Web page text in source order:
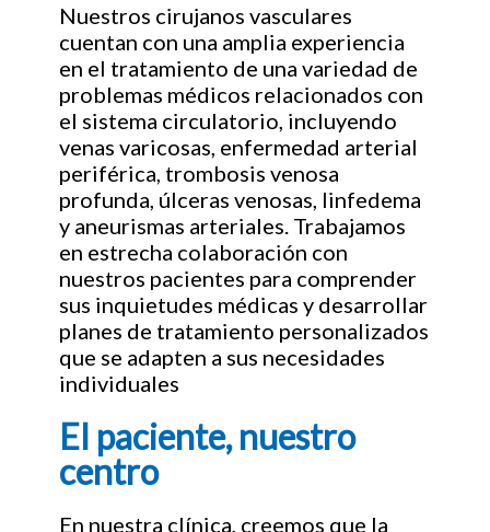
Nuestros cirujanos vasculares
cuentan con una amplia experiencia
en el tratamiento de una variedad de
problemas médicos relacionados con
el sistema circulatorio, incluyendo
venas varicosas, enfermedad arterial
periférica, trombosis venosa
profunda, úlceras venosas, linfedema
y aneurismas arteriales. Trabajamos
en estrecha colaboración con
nuestros pacientes para comprender
sus inquietudes médicas y desarrollar
planes de tratamiento personalizados
que se adapten a sus necesidades
individuales
El paciente, nuestro
centro
En nuestra clínica, creemos que la